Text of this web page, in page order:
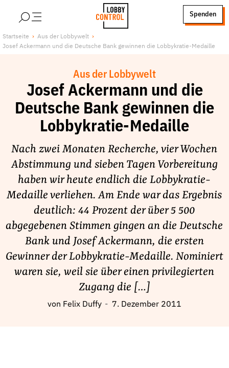
StartSeite
Spenden
Über uns
Finanzierung
Jobs
Publikationen und Material
Lobbykritische Stadtführungen
Unsere Schwerpunkte
Lobbykontrolle und Regeln
Lobbyismus und Klima
Macht der Digitalkonzerne
Spenden & Fördern
Fördermitglied werden
Geschenkspende
Bußgelder und Geldauflagen
Startseite
Aus der Lobbywelt
Josef Ackermann und die Deutsche Bank gewinnen die Lobbykratie-Medaille
Aus der Lobbywelt
Josef Ackermann und die
Deutsche Bank gewinnen die
Lobbykratie-Medaille
Nach zwei Monaten Recherche, vier Wochen
Abstimmung und sieben Tagen Vorbereitung
haben wir heute endlich die Lobbykratie-
Medaille verliehen. Am Ende war das Ergebnis
deutlich: 44 Prozent der über 5 500
abgegebenen Stimmen gingen an die Deutsche
Bank und Josef Ackermann, die ersten
Gewinner der Lobbykratie-Medaille. Nominiert
waren sie, weil sie über einen privilegierten
Zugang die […]
von Felix Duffy 7. Dezember 2011